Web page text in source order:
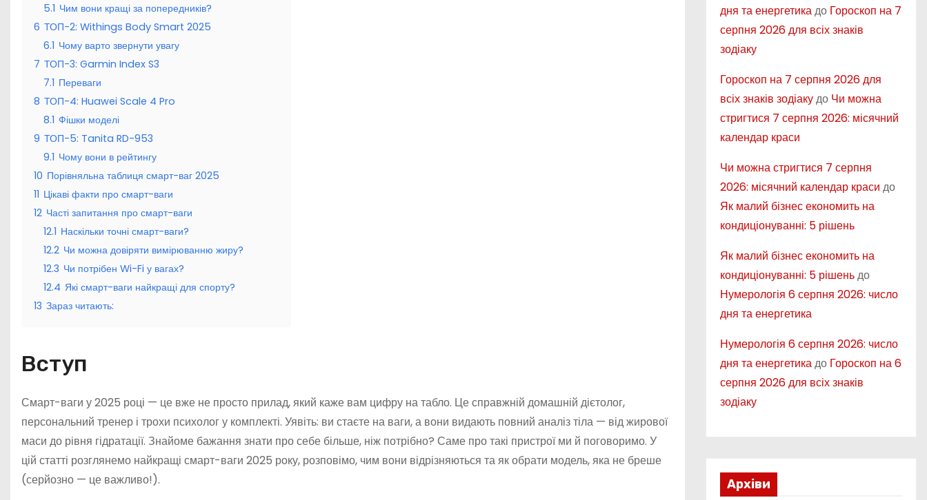
5.1 Чим вони кращі за попередників?
6 ТОП-2: Withings Body Smart 2025
6.1 Чому варто звернути увагу
7 ТОП-3: Garmin Index S3
7.1 Переваги
8 ТОП-4: Huawei Scale 4 Pro
8.1 Фішки моделі
9 ТОП-5: Tanita RD-953
9.1 Чому вони в рейтингу
10 Порівняльна таблиця смарт-ваг 2025
11 Цікаві факти про смарт-ваги
12 Часті запитання про смарт-ваги
12.1 Наскільки точні смарт-ваги?
12.2 Чи можна довіряти вимірюванню жиру?
12.3 Чи потрібен Wi-Fi у вагах?
12.4 Які смарт-ваги найкращі для спорту?
13 Зараз читають:
Вступ
Смарт-ваги у 2025 році — це вже не просто прилад, який каже вам цифру на табло. Це справжній домашній дієтолог,
персональний тренер і трохи психолог у комплекті. Уявіть: ви стаєте на ваги, а вони видають повний аналіз тіла — від жирової
маси до рівня гідратації. Знайоме бажання знати про себе більше, ніж потрібно? Саме про такі пристрої ми й поговоримо. У
цій статті розглянемо найкращі смарт-ваги 2025 року, розповімо, чим вони відрізняються та як обрати модель, яка не бреше
(серйозно — це важливо!).
дня та енергетикадо Гороскоп на 7
серпня 2026 для всіх знаків
зодіаку
Гороскоп на 7 серпня 2026 для
всіх знаків зодіакудо Чи можна
стригтися 7 серпня 2026: місячний
календар краси
Чи можна стригтися 7 серпня
2026: місячний календар краси до
Як малий бізнес економить на
кондиціонуванні: 5 рішень
Як малий бізнес економить на
кондиціонуванні: 5 рішеньдо
Нумерологія 6 серпня 2026: число
дня та енергетика
Нумерологія 6 серпня 2026: число
дня та енергетикадо Гороскоп на 6
серпня 2026 для всіх знаків
зодіаку
Архіви